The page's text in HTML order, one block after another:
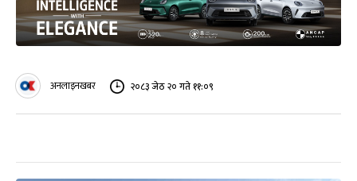
अनलाइनखबर २०८३ जेठ २० गते ११:०९